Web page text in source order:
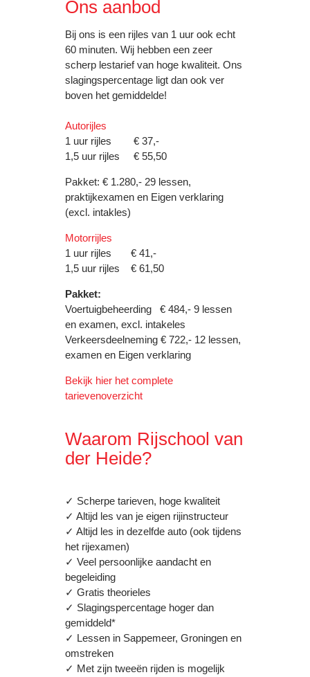
Ons aanbod
Bij ons is een rijles van 1 uur ook echt
60 minuten. Wij hebben een zeer
scherp lestarief van hoge kwaliteit. Ons
slagingspercentage ligt dan ook ver
boven het gemiddelde!
Autorijles
1 uur rijles € 37,-
1,5 uur rijles € 55,50
Pakket: € 1.280,- 29 lessen,
praktijkexamen en Eigen verklaring
(excl. intakles)
Motorrijles
1 uur rijles € 41,-
1,5 uur rijles € 61,50
Pakket:
Voertuigbeheerding € 484,- 9 lessen
en examen, excl. intakeles
Verkeersdeelneming € 722,- 12 lessen,
examen en Eigen verklaring
Bekijk hier het complete
tarievenoverzicht
Waarom Rijschool van
der Heide?
✓ Scherpe tarieven, hoge kwaliteit
✓ Altijd les van je eigen rijinstructeur
✓ Altijd les in dezelfde auto (ook tijdens
het rijexamen)
✓ Veel persoonlijke aandacht en
begeleiding
✓ Gratis theorieles
✓ Slagingspercentage hoger dan
gemiddeld*
✓ Lessen in Sappemeer, Groningen en
omstreken
✓ Met zijn tweeën rijden is mogelijk